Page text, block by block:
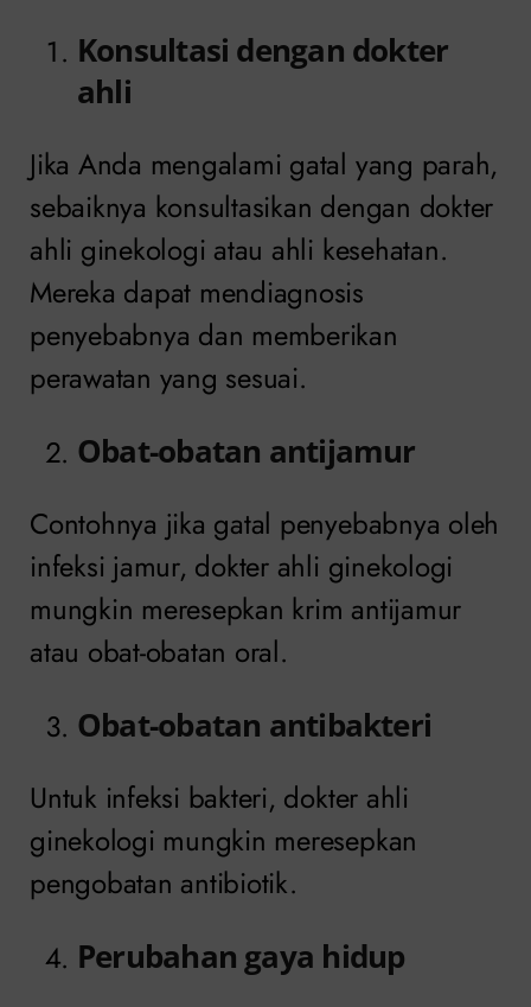
Konsultasi dengan dokter
ahli
Jika Anda mengalami gatal yang parah,
sebaiknya konsultasikan dengan dokter
ahli ginekologi atau ahli kesehatan.
Mereka dapat mendiagnosis
penyebabnya dan memberikan
perawatan yang sesuai.
Obat-obatan antijamur
Contohnya jika gatal penyebabnya oleh
infeksi jamur, dokter ahli ginekologi
mungkin meresepkan krim antijamur
atau obat-obatan oral.
Obat-obatan antibakteri
Untuk infeksi bakteri, dokter ahli
ginekologi mungkin meresepkan
pengobatan antibiotik.
Perubahan gaya hidup